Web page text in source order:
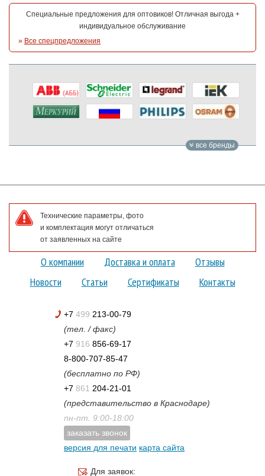
Специальные предложения для оптовиков! Отличная выгода +
индивидуальное обслуживание
» Все спецпредложения
все бренды
Технические параметры, фото
и комплектация могут отличаться
от заявленных на сайте
О компании Доставка и оплата
Отзывы
Новости
Статьи Сертификаты Контакты
+7 499 213-00-79
(тел. / факс)
+7 916 856-69-17
8-800-707-85-47
(бесплатно по РФ)
+7 861 204-21-01
(представительство в Краснодаре)
пн-пт. 9:00-18:00
заказать звонок
версия для печати карта сайта
Для заявок: